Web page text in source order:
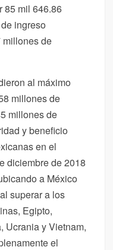
85 mil 646.86
ingreso
millones de
al máximo
millones de
millones de
y beneficio
en el
diciembre de 2018
a México
superar a los
Egipto,
Ucrania y Vietnam,
el